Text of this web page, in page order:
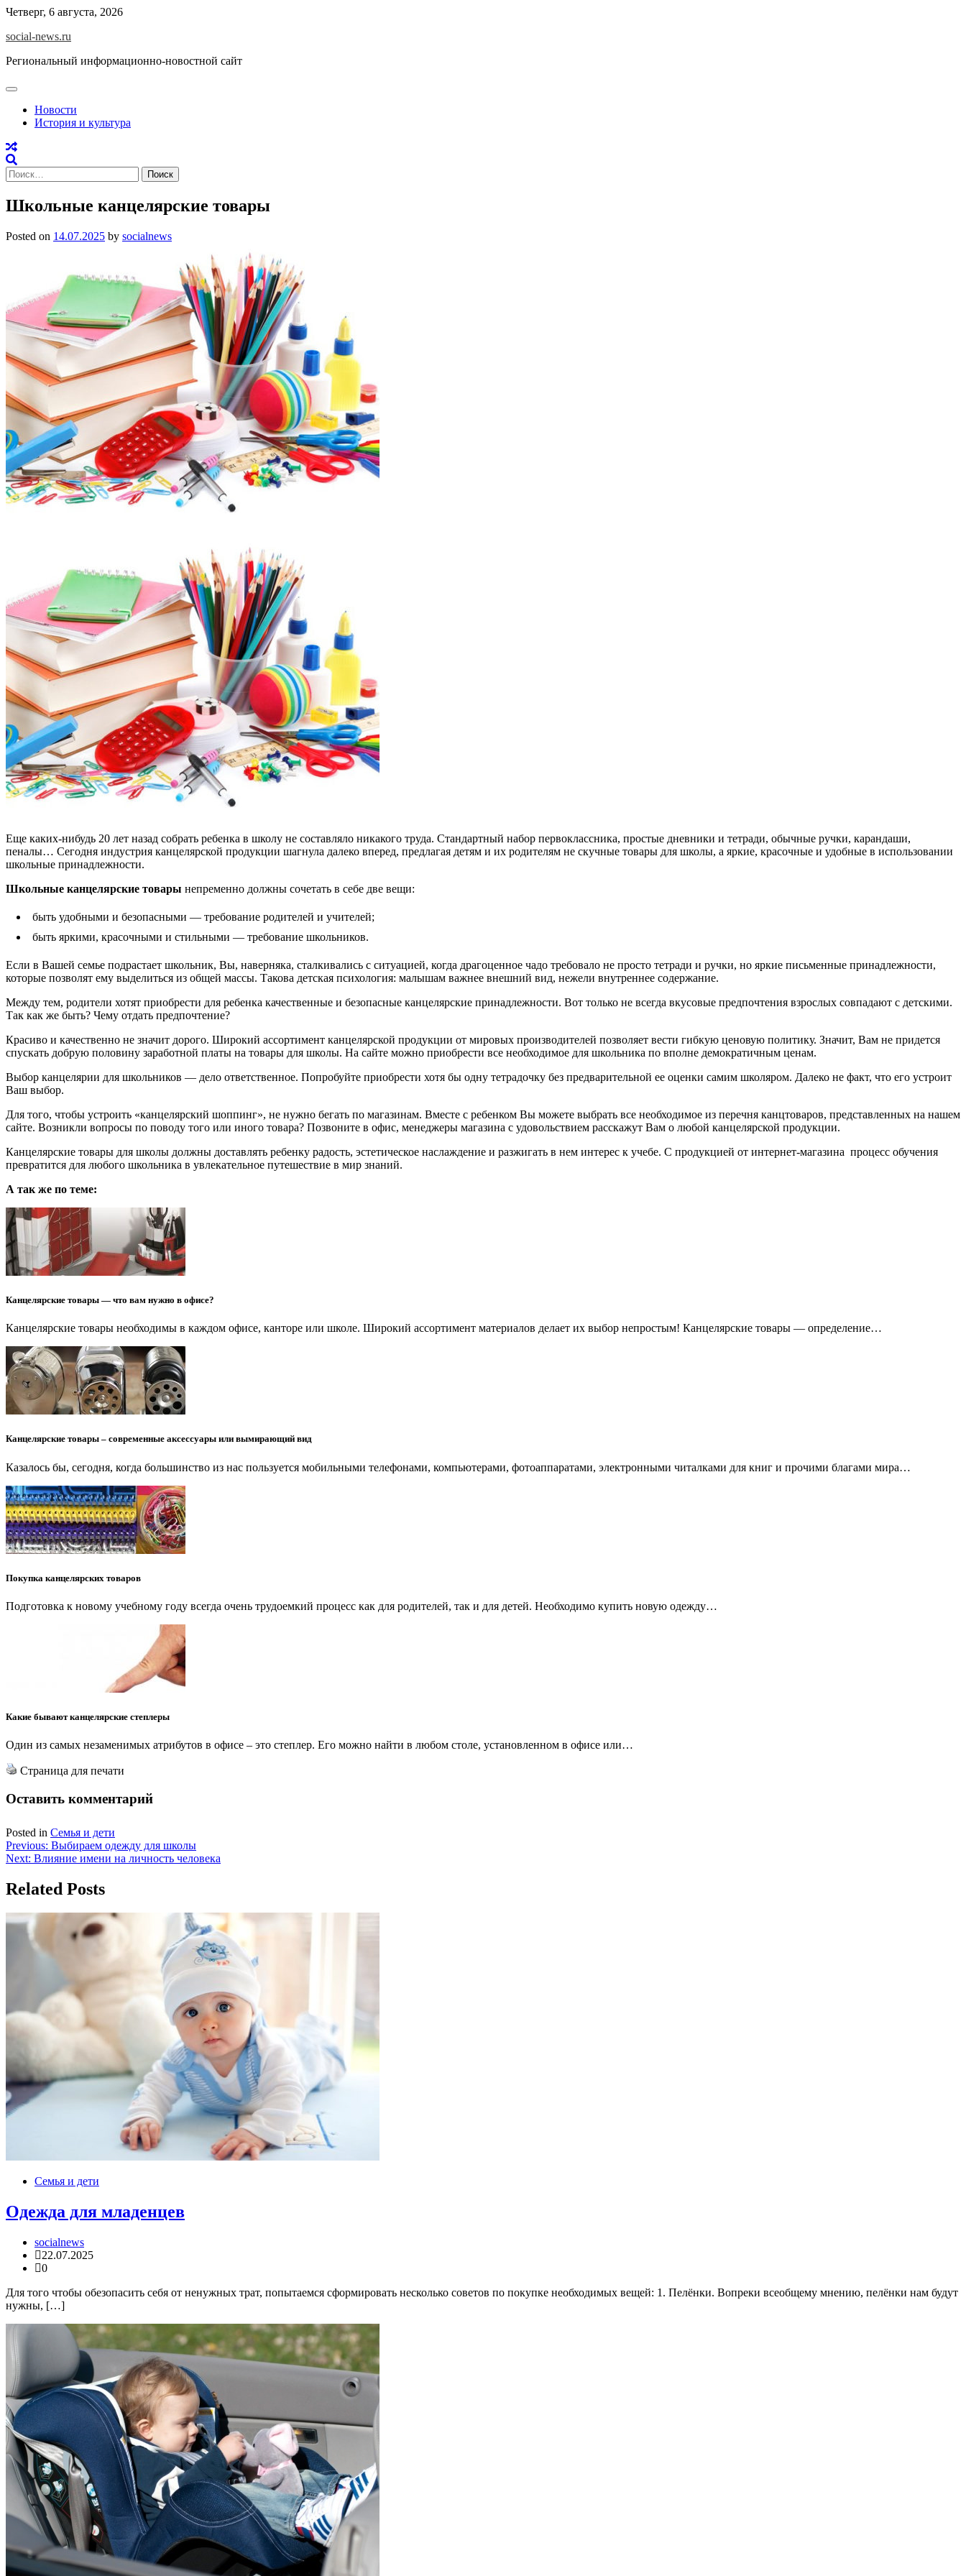
Skip
content
Четверг, 6 августа, 2026
social-news.ru
Региональный информационно-новостной сайт
Новости
История и культура
Найти:
Школьные канцелярские товары
Posted on 14.07.2025 by socialnews
Еще каких-нибудь 20 лет назад собрать ребенка в школу не составляло никакого труда. Стандартный набор первоклассника, простые дневники и тетради, обычные ручки, карандаши,
пеналы… Сегодня индустрия канцелярской продукции шагнула далеко вперед, предлагая детям и их родителям не скучные товары для школы, а яркие, красочные и удобные в использовании
школьные принадлежности.
Школьные канцелярские товары непременно должны сочетать в себе две вещи:
быть удобными и безопасными — требование родителей и учителей;
быть яркими, красочными и стильными — требование школьников.
Если в Вашей семье подрастает школьник, Вы, наверняка, сталкивались с ситуацией, когда драгоценное чадо требовало не просто тетради и ручки, но яркие письменные принадлежности,
которые позволят ему выделиться из общей массы. Такова детская психология: малышам важнее внешний вид, нежели внутреннее содержание.
Между тем, родители хотят приобрести для ребенка качественные и безопасные канцелярские принадлежности. Вот только не всегда вкусовые предпочтения взрослых совпадают с детскими.
Так как же быть? Чему отдать предпочтение?
Красиво и качественно не значит дорого. Широкий ассортимент канцелярской продукции от мировых производителей позволяет вести гибкую ценовую политику. Значит, Вам не придется
спускать добрую половину заработной платы на товары для школы. На сайте можно приобрести все необходимое для школьника по вполне демократичным ценам.
Выбор канцелярии для школьников — дело ответственное. Попробуйте приобрести хотя бы одну тетрадочку без предварительной ее оценки самим школяром. Далеко не факт, что его устроит
Ваш выбор.
Для того, чтобы устроить «канцелярский шоппинг», не нужно бегать по магазинам. Вместе с ребенком Вы можете выбрать все необходимое из перечня канцтоваров, представленных на нашем
сайте. Возникли вопросы по поводу того или иного товара? Позвоните в офис, менеджеры магазина с удовольствием расскажут Вам о любой канцелярской продукции.
Канцелярские товары для школы должны доставлять ребенку радость, эстетическое наслаждение и разжигать в нем интерес к учебе. С продукцией от интернет-магазина процесс обучения
превратится для любого школьника в увлекательное путешествие в мир знаний.
А так же по теме:
Канцелярские товары — что вам нужно в офисе?
Канцелярские товары необходимы в каждом офисе, канторе или школе. Широкий ассортимент материалов делает их выбор непростым! Канцелярские товары — определение…
Канцелярские товары – современные аксессуары или вымирающий вид
Казалось бы, сегодня, когда большинство из нас пользуется мобильными телефонами, компьютерами, фотоаппаратами, электронными читалками для книг и прочими благами мира…
Покупка канцелярских товаров
Подготовка к новому учебному году всегда очень трудоемкий процесс как для родителей, так и для детей. Необходимо купить новую одежду…
Какие бывают канцелярские степлеры
Один из самых незаменимых атрибутов в офисе – это степлер. Его можно найти в любом столе, установленном в офисе или…
Страница для печати
Оставить комментарий
Posted in Семья и дети
Навигация
по
записям
Previous: Выбираем одежду для школы
Next: Влияние имени на личность человека
Related Posts
Семья и дети
Одежда для младенцев
socialnews
22.07.2025
0
Для того чтобы обезопасить себя от ненужных трат, попытаемся сформировать несколько советов по покупке необходимых вещей: 1. Пелёнки. Вопреки всеобщему мнению, пелёнки нам будут
нужны, […]